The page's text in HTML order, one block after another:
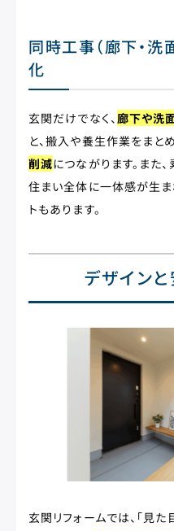
同時工事（廊下・洗
化
玄関だけでなく、廊下や洗
と、搬入や養生作業をまと
削減につながります。また
住まい全体に一体感が生ま
トもあります。
デザイン
玄関リフォームでは、「見